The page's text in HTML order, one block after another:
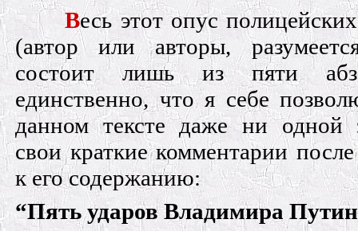
Весь этот опус
(автор или авторы,
состоит лишь из пяти
единственно, что я себе
данном тексте даже ни одной
свои краткие комментарии
к его содержанию:
“Пять ударов Владимира